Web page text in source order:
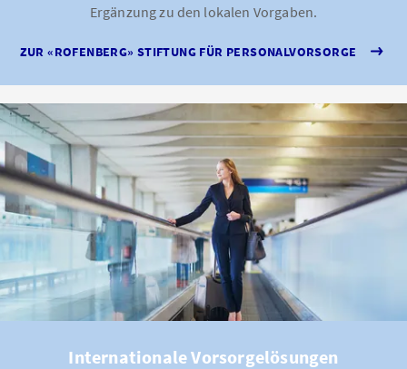
Ergänzung zu den lokalen Vorgaben.
ZUR «ROFENBERG» STIFTUNG FÜR PERSONALVORSORGE
Internationale Vorsorgelösungen